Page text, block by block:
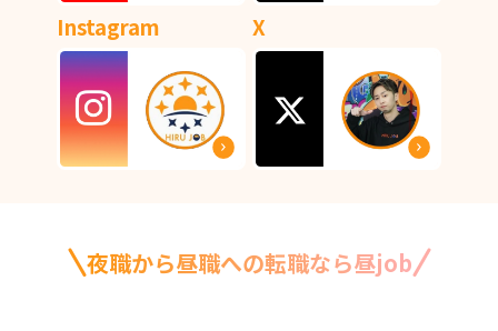
Instagram X
夜職から昼職への転職なら昼job